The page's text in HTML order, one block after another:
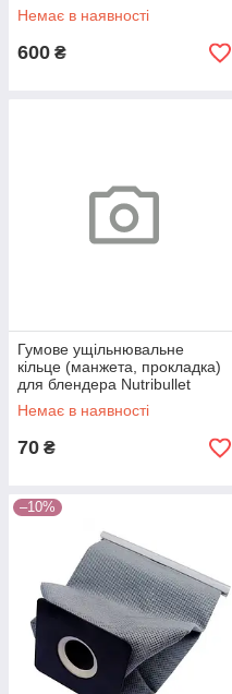
Немає в наявності
600 ₴
Гумове ущільнювальне
кільце (манжета, прокладка)
для блендера Nutribullet
Немає в наявності
70 ₴
–10%